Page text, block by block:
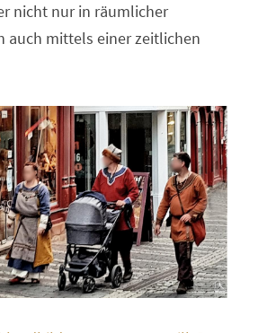
nicht nur in räumlicher
auch mittels einer zeitlichen